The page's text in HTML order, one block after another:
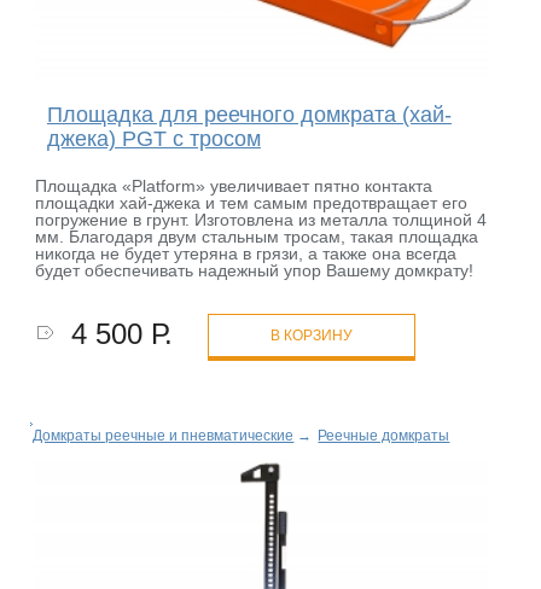
Площадка для реечного домкрата (хай-
джека) PGT с тросом
Площадка «Platform» увеличивает пятно контакта
площадки хай-джека и тем самым предотвращает его
погружение в грунт. Изготовлена из металла толщиной 4
мм. Благодаря двум стальным тросам, такая площадка
никогда не будет утеряна в грязи, а также она всегда
будет обеспечивать надежный упор Вашему домкрату!
4 500 Р. В КОРЗИНУ
Домкраты реечные и пневматические → Реечные домкраты